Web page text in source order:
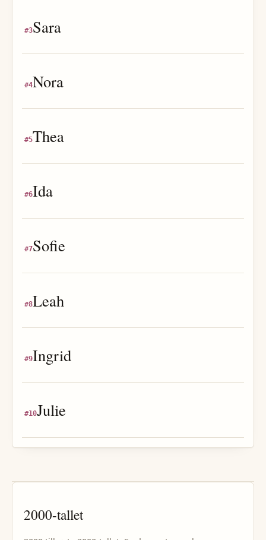
#3Sara
#4Nora
#5Thea
#6Ida
#7Sofie
#8Leah
#9Ingrid
#10Julie
2000-tallet